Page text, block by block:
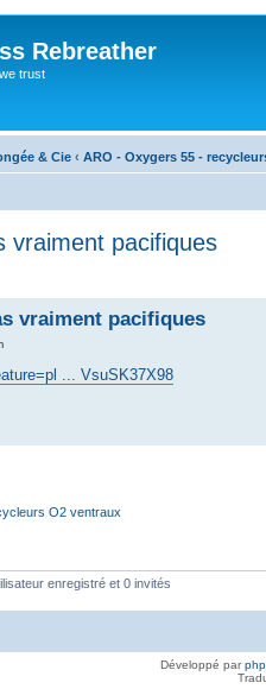
Rebreather
trust
& Cie ‹ ARO - Oxygers 55 -
vraiment pacifiques
vraiment pacifiques
... VsuSK37X98
O2 ventraux
enregistré et 0 invités
Développé par